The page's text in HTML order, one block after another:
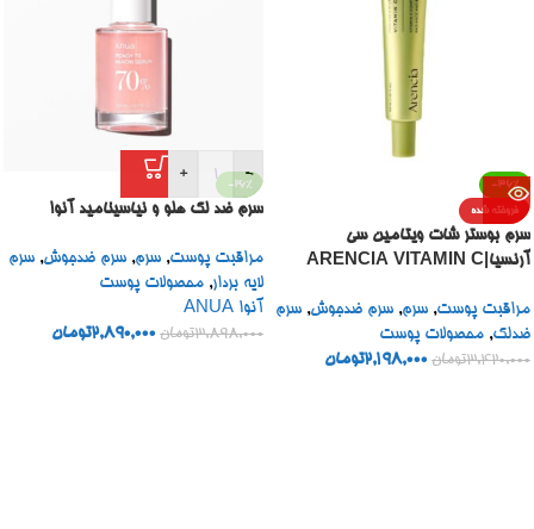
-36%
فروخته شده
سرم بوستر شات ویتامین سی
آرنسیا|ARENCIA VITAMIN C
مراقبت پوست, سرم, سرم ضدجوش, سرم
ضدلک, محصولات پوست
3,420,000تومان 2,198,000تومان
-26%
-
+
سرم ضد لک هلو و نیاسینامید آنوا
مراقبت پوست, سرم, سرم ضدجوش, سرم
لایه بردار, محصولات پوست
آنوا ANUA
3,898,000تومان 2,890,000تومان